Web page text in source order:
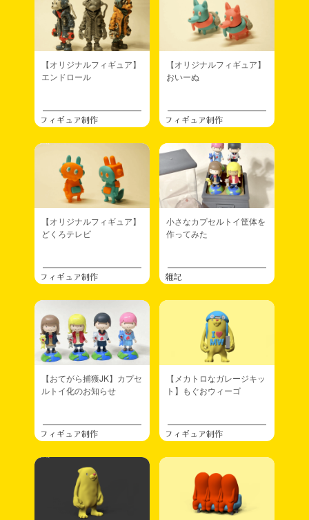
【オリジナルフィギュア】
エンドロール
フィギュア制作
【オリジナルフィギュア】
おいーぬ
フィギュア制作
【オリジナルフィギュア】
どくろテレビ
フィギュア制作
小さなカプセルトイ筐体を
作ってみた
雑記
【おてがら捕獲JK】カプセ
ルトイ化のお知らせ
フィギュア制作
【メカトロなガレージキッ
ト】もぐおウィーゴ
フィギュア制作